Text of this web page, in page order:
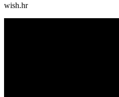
wish.hr